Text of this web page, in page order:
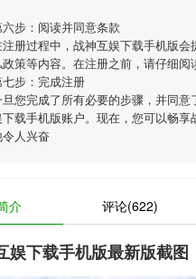
步：阅读并同意条款
册过程中， 战神互娱下载手机版会
策等内容。在注册之前，请仔细阅
步：完成注册
您完成了所有必要的步骤，并同意
载手机版账户。现在，您可以畅享
人兴奋
介 评论(622)
娱下载手机版最新版截图